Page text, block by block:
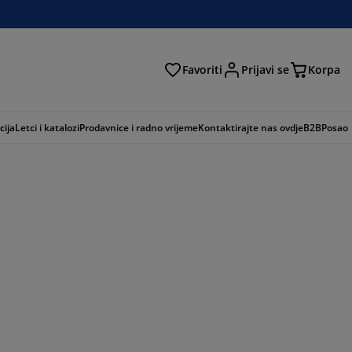
Favoriti Prijavi se Korpa
Letci i kataloziProdavnice i radno vrijemeKontaktirajte nas ovdjeB2BPosao